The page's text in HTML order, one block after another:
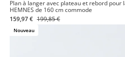
Plan à langer avec plateau et rebord pour
HEMNES de 160 cm commode
159,97 € 199,85 €
Nouveau